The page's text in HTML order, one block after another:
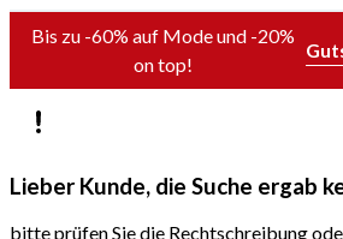
Bis zu -60% auf Mode und -20%
on top!
Lieber Kunde, die Suche ergab
bitte prüfen Sie die Rechtschreibung